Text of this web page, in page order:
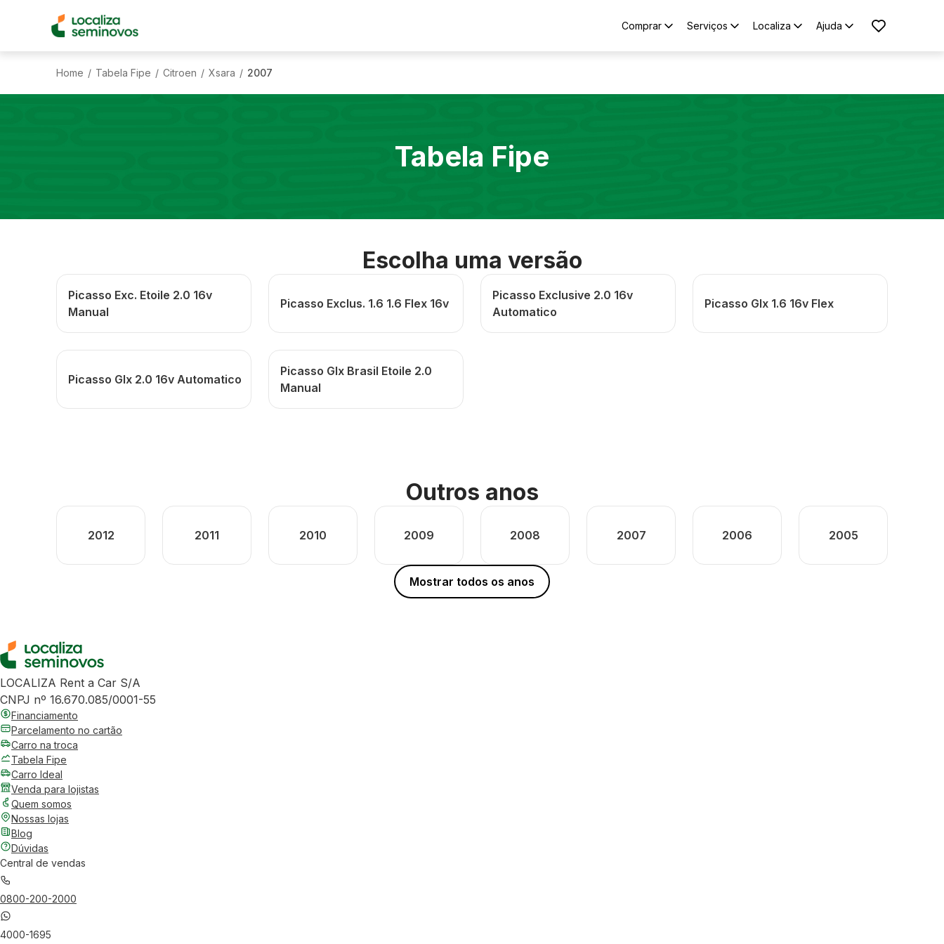
Comprar Serviços Localiza Ajuda
Home / Tabela Fipe / Citroen / Xsara / 2007
Tabela Fipe
Escolha uma versão
Picasso Exc. Etoile 2.0 16v
Manual
Picasso Exclus. 1.6 1.6 Flex 16v
Picasso Exclusive 2.0 16v
Automatico
Picasso Glx 1.6 16v Flex
Picasso Glx 2.0 16v Automatico
Picasso Glx Brasil Etoile 2.0
Manual
Outros anos
2012 2011 2010 2009 2008 2007 2006 2005
Mostrar todos os anos
LOCALIZA Rent a Car S/A
CNPJ nº 16.670.085/0001-55
Financiamento
Parcelamento no cartão
Carro na troca
Tabela Fipe
Carro Ideal
Venda para lojistas
Quem somos
Nossas lojas
Blog
Dúvidas
Central de vendas
0800-200-2000
4000-1695